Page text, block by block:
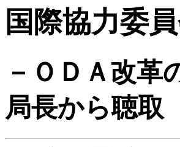
国際協力委
－ＯＤＡ改革
局長から聴取